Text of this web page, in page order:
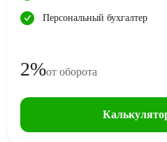
Персональный бухгалтер
2%от оборота